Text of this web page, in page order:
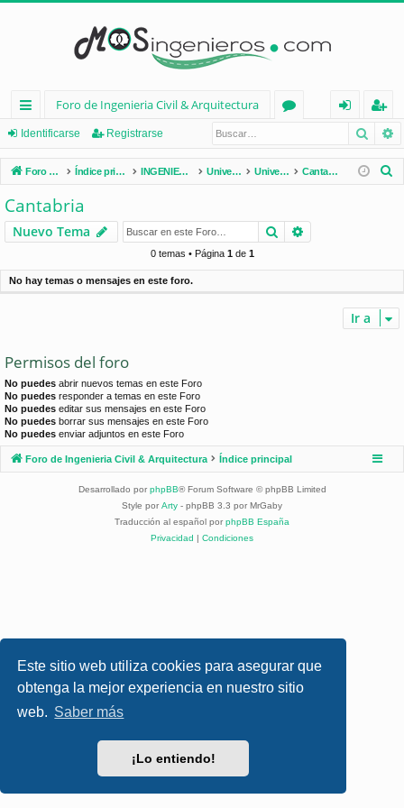
Este sitio web utiliza cookies para asegurar que
obtenga la mejor experiencia en nuestro sitio
web. Saber más
¡Lo entiendo!
nl
ac
es
rá
pi
d
Foro de Ingenieria Civil & Arquitectura
os
nt
ifi
e
eg
ist
ra
Identificarse Registrarse
Foro de Ingenieria Civil & Arquitectura Índice principal INGENIERÍA CIVIL (España) Universidades de España Universidades por Comunidades Cantabria
r
Cantabria
Nuevo Tema Buscar
0 temas • Página 1de 1
No hay temas o mensajes en este foro.
Ir a
Permisos del foro
No puedes abrir nuevos temas en este Foro
No puedes responder a temas en este Foro
No puedes editar sus mensajes en este Foro
No puedes borrar sus mensajes en este Foro
No puedes enviar adjuntos en este Foro
Foro de Ingenieria Civil & Arquitectura Índice principal
Desarrollado por phpBB® Forum Software © phpBB Limited
Style por Arty - phpBB 3.3 por MrGaby
Traducción al español por phpBB España
Privacidad | Condiciones